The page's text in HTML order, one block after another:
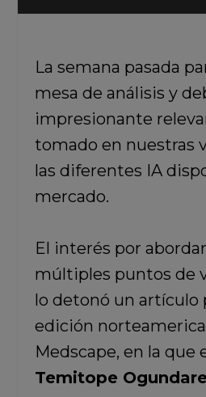
La semana pasada
mesa de análisis y
impresionante
tomado en nuestras
las diferentes IA
mercado.
El interés por
múltiples puntos de
lo detonó un artículo
edición
Medscape, en la que
Temitope Ogundare